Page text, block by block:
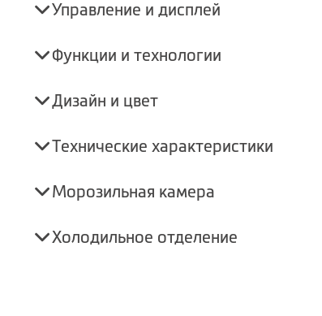
Управление и дисплей
Функции и технологии
Дизайн и цвет
Технические характеристики
Морозильная камера
Холодильное отделение